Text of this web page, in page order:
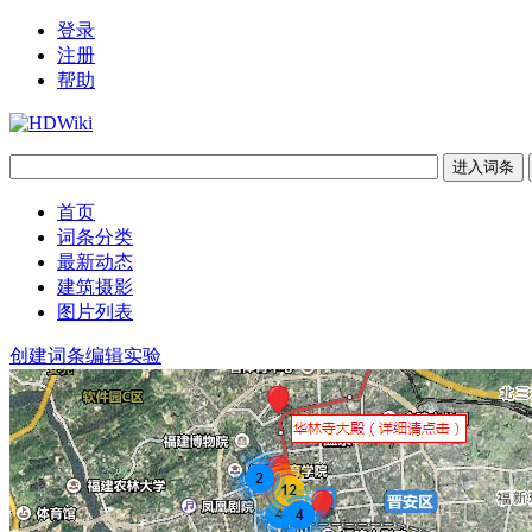
登录
注册
帮助
首页
词条分类
最新动态
建筑摄影
图片列表
创建词条编辑实验